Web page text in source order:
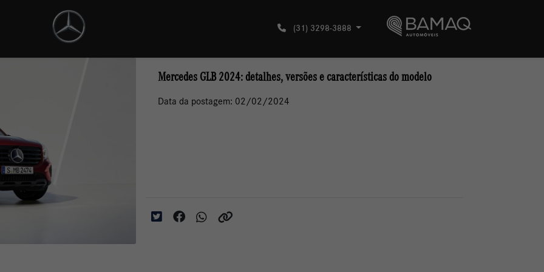
(31) 3298-3888
Mercedes GLB 2024: detalhes, versões e características do modelo
Data da postagem: 02/02/2024